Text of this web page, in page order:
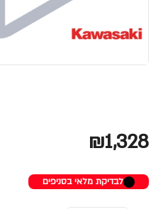
₪1,328
לבדיקת מלאי בסניפים